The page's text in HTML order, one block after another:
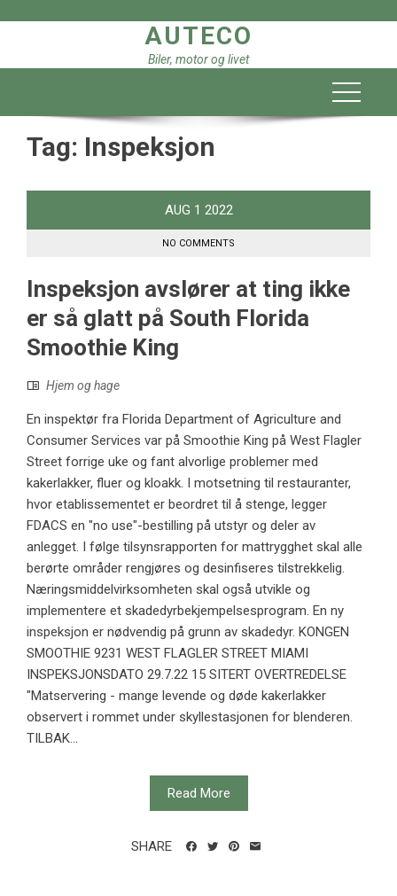
AUTECO
Biler, motor og livet
Tag: Inspeksjon
AUG 1 2022
NO COMMENTS
Inspeksjon avslører at ting ikke
er så glatt på South Florida
Smoothie King
Hjem og hage
En inspektør fra Florida Department of Agriculture and
Consumer Services var på Smoothie King på West Flagler
Street forrige uke og fant alvorlige problemer med
kakerlakker, fluer og kloakk. I motsetning til restauranter,
hvor etablissementet er beordret til å stenge, legger
FDACS en "no use"-bestilling på utstyr og deler av
anlegget. I følge tilsynsrapporten for mattrygghet skal alle
berørte områder rengjøres og desinfiseres tilstrekkelig.
Næringsmiddelvirksomheten skal også utvikle og
implementere et skadedyrbekjempelsesprogram. En ny
inspeksjon er nødvendig på grunn av skadedyr. KONGEN
SMOOTHIE 9231 WEST FLAGLER STREET MIAMI
INSPEKSJONSDATO 29.7.22 15 SITERT OVERTREDELSE
"Matservering - mange levende og døde kakerlakker
observert i rommet under skyllestasjonen for blenderen.
TILBAK...
Read More
SHARE